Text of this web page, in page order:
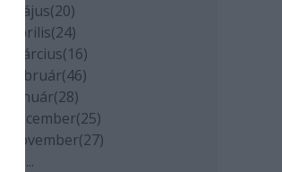
május(20)
április(24)
március(16)
február(46)
január(28)
december(25)
november(27)
...